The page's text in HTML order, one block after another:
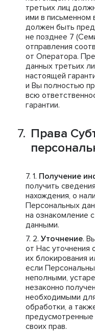
третьих лиц
ими в письменном
должен быть
не позднее 7
отправления
от Оператора.
данных третьих
настоящей
и Вы полностью
всю
гарантии.
Права
Получение
получить
нахождения, о
Персональных
на ознакомление
данными.
Уточнение.
от Нас уточнения
их блокирования
если
неполными,
незаконно
необходимыми
обработки, а
своих прав.